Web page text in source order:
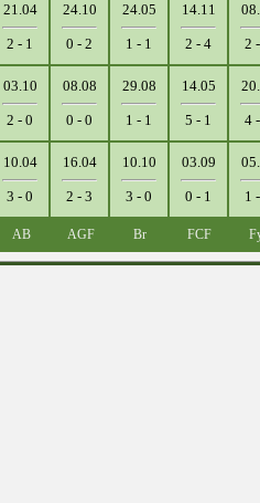
21.04
2 - 1
24.10
0 - 2
24.05
1 - 1
14.11
2 - 4 2
03.10
2 - 0
08.08
0 - 0
29.08
1 - 1
14.05
5 - 1 4
10.04
3 - 0
16.04
2 - 3
10.10
3 - 0
03.09
0 - 1 1
AB AGF Br FCF